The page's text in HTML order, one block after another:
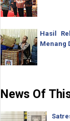
Hasil
Menang
News Of